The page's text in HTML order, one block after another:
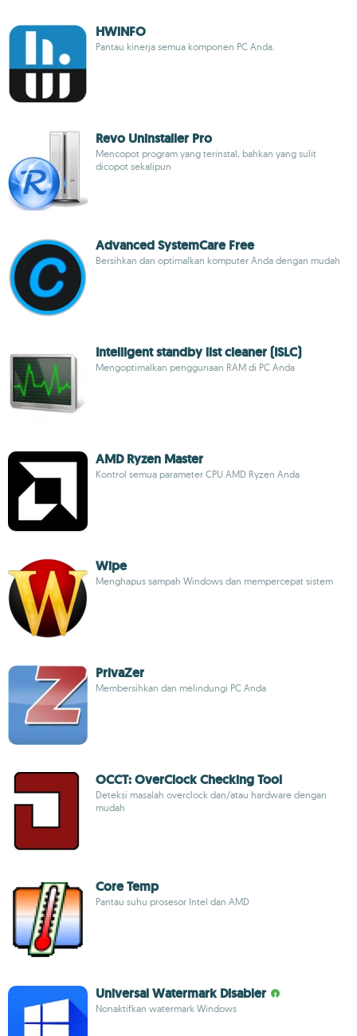
HWiNFO
Pantau kinerja semua komponen PC Anda.
Revo Uninstaller Pro
Mencopot program yang terinstal, bahkan yang sulit
dicopot sekalipun
Advanced SystemCare Free
Bersihkan dan optimalkan komputer Anda dengan mudah
Intelligent standby list cleaner (ISLC)
Mengoptimalkan penggunaan RAM di PC Anda
AMD Ryzen Master
Kontrol semua parameter CPU AMD Ryzen Anda
Wipe
Menghapus sampah Windows dan mempercepat sistem
PrivaZer
Membersihkan dan melindungi PC Anda
OCCT: OverClock Checking Tool
Deteksi masalah overclock dan/atau hardware dengan
mudah
Core Temp
Pantau suhu prosesor Intel dan AMD
Universal Watermark Disabler
Nonaktifkan watermark Windows